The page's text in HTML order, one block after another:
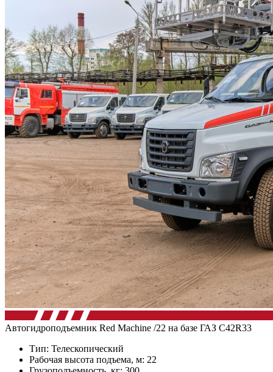
Автогидроподъемник Red Machine /22 на базе ГАЗ C42R33
Тип: Телескопический
Рабочая высота подъема, м: 22